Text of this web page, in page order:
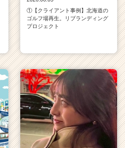
①【クライアント事例】北海道の
ゴルフ場再生。リブランディング
プロジェクト